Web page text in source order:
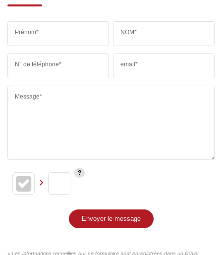
Prénom* NOM*
N° de téléphone* email*
Message*
Envoyer le message
« Les informations recueillies sur ce formulaire sont enregistrées dans un fichier